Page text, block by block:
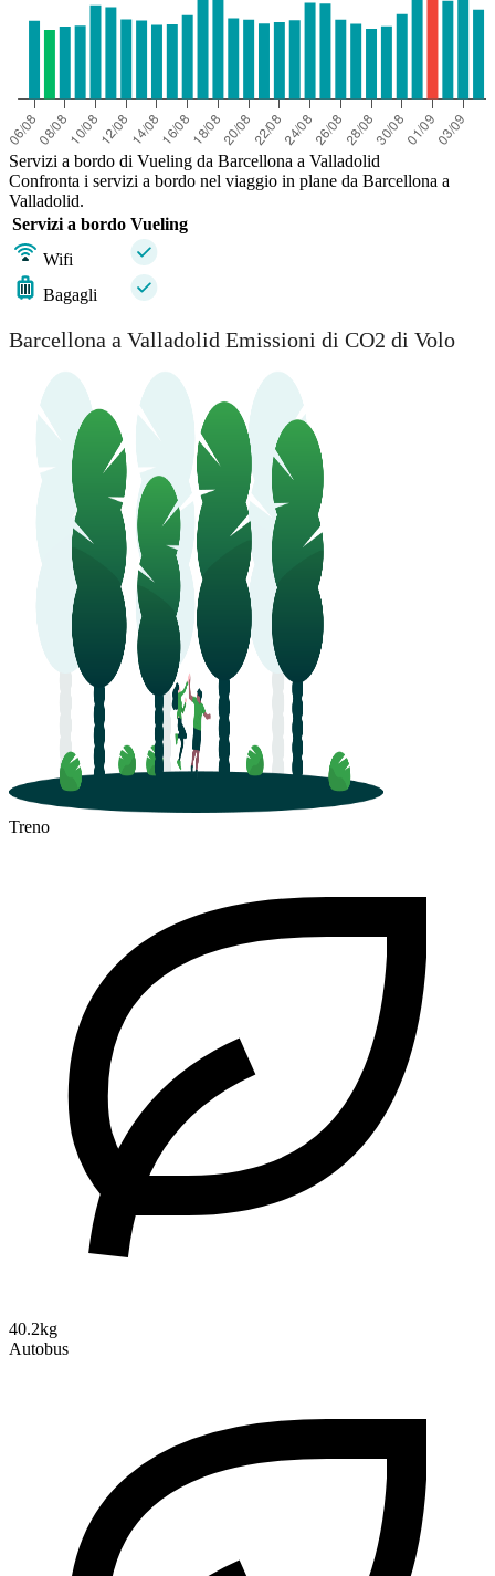
Servizi a bordo di Vueling da Barcellona a Valladolid
Confronta i servizi a bordo nel viaggio in plane da Barcellona a
Valladolid.
Servizi a bordo Vueling
Wifi
Bagagli
Barcellona a Valladolid Emissioni di CO2 di Volo
Treno
40.2kg
Autobus